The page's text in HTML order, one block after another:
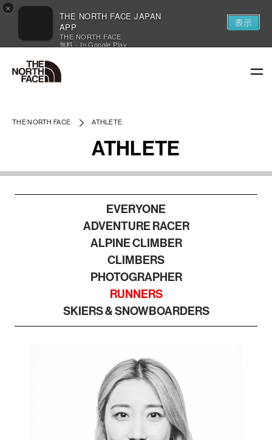
×
THE NORTH FACE JAPAN
APP
THE NORTH FACE
無料 - In Google Play
表示
THE NORTH FACE ATHLETE
ATHLETE
EVERYONE
ADVENTURE RACER
ALPINE CLIMBER
CLIMBERS
PHOTOGRAPHER
RUNNERS
SKIERS & SNOWBOARDERS